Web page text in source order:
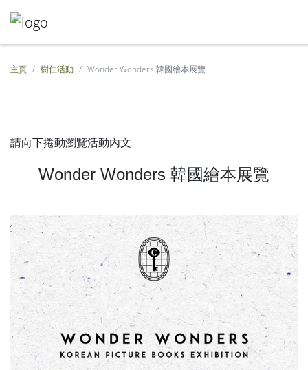
主頁 樹仁活動 Wonder Wonders 韓國繪本展覽
請向下捲動瀏覽活動內文
Wonder Wonders 韓國繪本展覽